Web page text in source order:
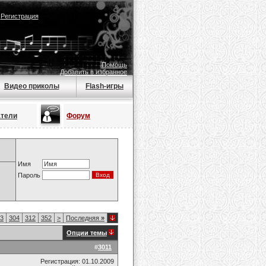
Регистрация
Помощь
Добавить в избранное
Видео приколы Flash-игры
Форум
Имя
Пароль
304 312 352 > Последняя »
Опции темы
#3011
Регистрация: 01.10.2009